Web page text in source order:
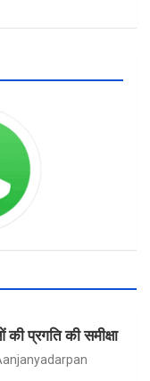
e
की प्रगति की समीक्षा